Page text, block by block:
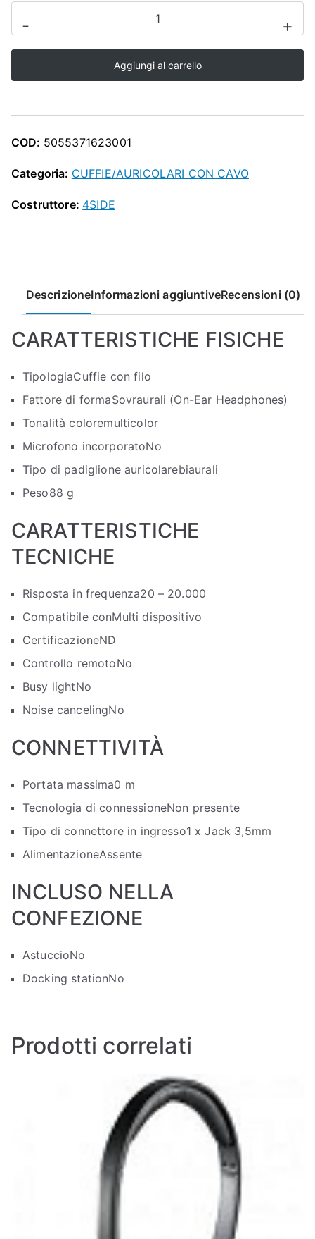
-
CON
FILO
quantità
+
Aggiungi al carrello
COD: 5055371623001
Categoria: CUFFIE/AURICOLARI CON CAVO
Costruttore: 4SIDE
DescrizioneInformazioni aggiuntiveRecensioni (0)
CARATTERISTICHE FISICHE
TipologiaCuffie con filo
Fattore di formaSovraurali (On-Ear Headphones)
Tonalità coloremulticolor
Microfono incorporatoNo
Tipo di padiglione auricolarebiaurali
Peso88 g
CARATTERISTICHE
TECNICHE
Risposta in frequenza20 – 20.000
Compatibile conMulti dispositivo
CertificazioneND
Controllo remotoNo
Busy lightNo
Noise cancelingNo
CONNETTIVITÀ
Portata massima0 m
Tecnologia di connessioneNon presente
Tipo di connettore in ingresso1 x Jack 3,5mm
AlimentazioneAssente
INCLUSO NELLA
CONFEZIONE
AstuccioNo
Docking stationNo
Prodotti correlati